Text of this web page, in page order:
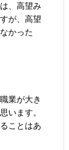
、高望み
が、高望
かった
業が大き
います。
ことはあ